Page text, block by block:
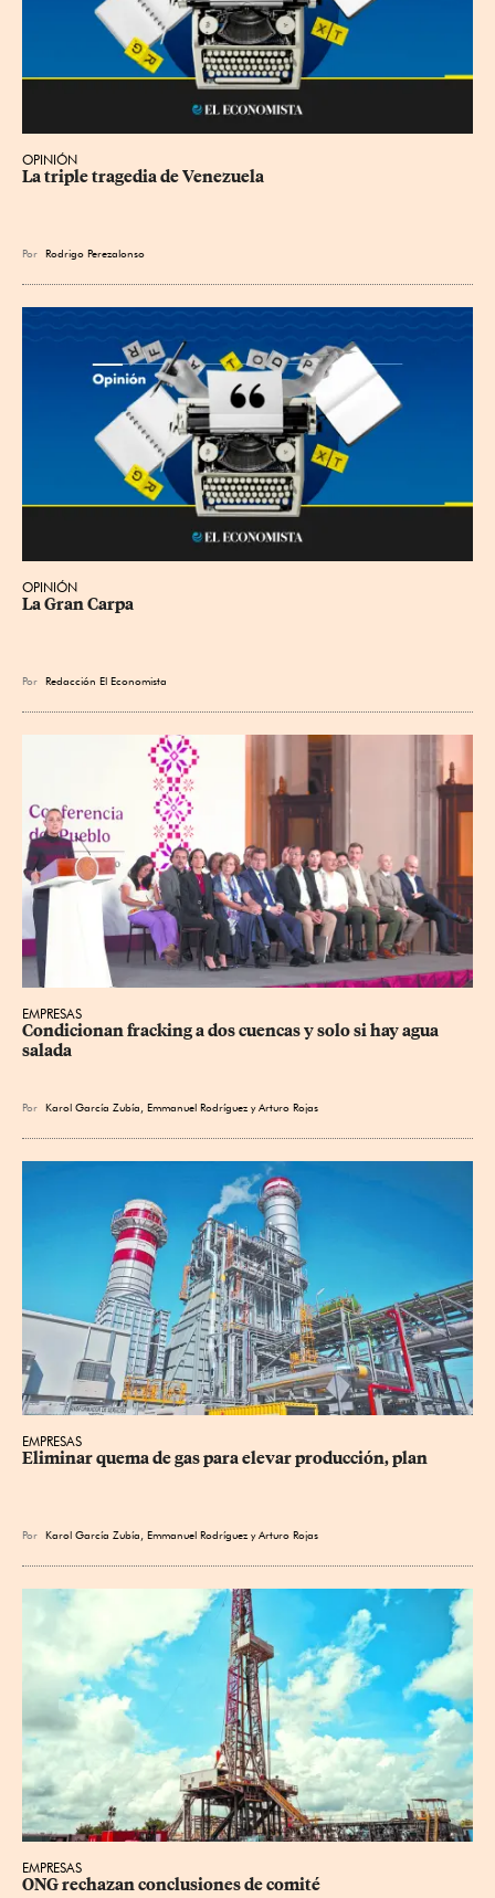
OPINIÓN
La triple tragedia de Venezuela
Por Rodrigo Perezalonso
OPINIÓN
La Gran Carpa
Por Redacción El Economista
EMPRESAS
Condicionan fracking a dos cuencas y solo si hay agua
salada
Por Karol García Zubía, Emmanuel Rodríguez yArturo Rojas
EMPRESAS
Eliminar quema de gas para elevar producción, plan
Por Karol García Zubía Emmanuel Rodríguez yArturo Rojas
EMPRESAS
ONG rechazan conclusiones de comité